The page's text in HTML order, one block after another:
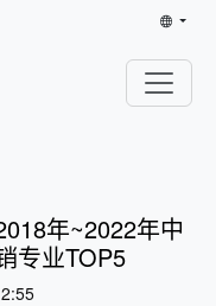
年~2022年中
专业TOP5